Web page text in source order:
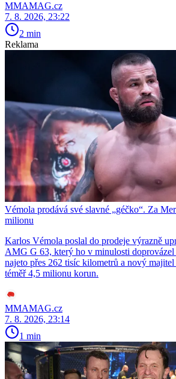
MMAMAG.cz
7. 8. 2026, 23:22
2 min
Reklama
Vémola prodává své slavné „géčko“. Za
milionu
Karlos Vémola poslal do prodeje výrazně
AMG G 63, který ho v minulosti
najeto přes 262 tisíc kilometrů a nový
téměř 4,5 milionu korun.
MMAMAG.cz
7. 8. 2026, 23:14
1 min